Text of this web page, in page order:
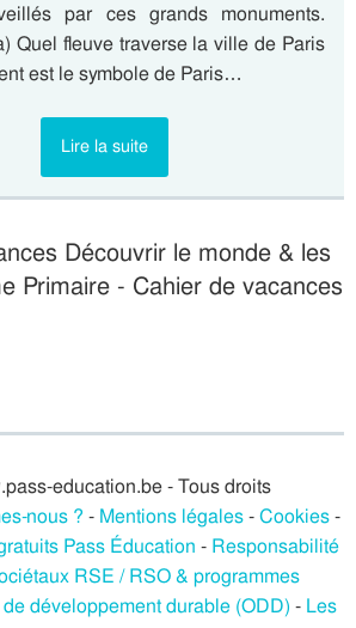
par ces grands monuments.
Quel fleuve traverse la ville de Paris
est le symbole de Paris…
Lire la suite
Découvrir le monde & les
Primaire - Cahier de vacances
education.be - Tous droits
nous ? - Mentions légales-Cookies-
Pass Éducation - Responsabilité
RSE / RSO & programmes
développement durable (ODD) - Les